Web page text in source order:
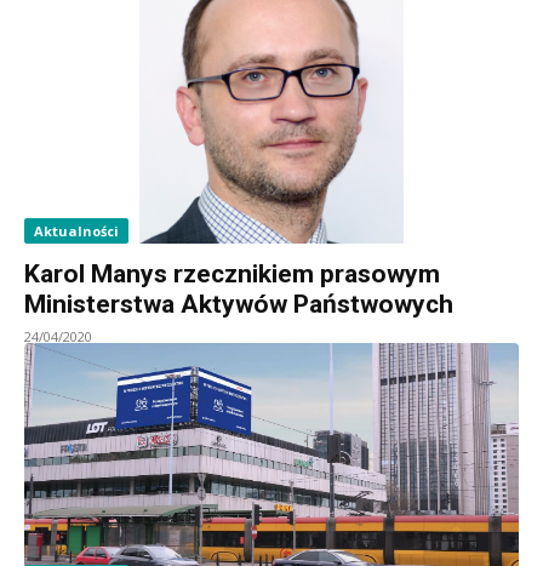
Aktualności
Karol Manys rzecznikiem prasowym
Ministerstwa Aktywów Państwowych
24/04/2020